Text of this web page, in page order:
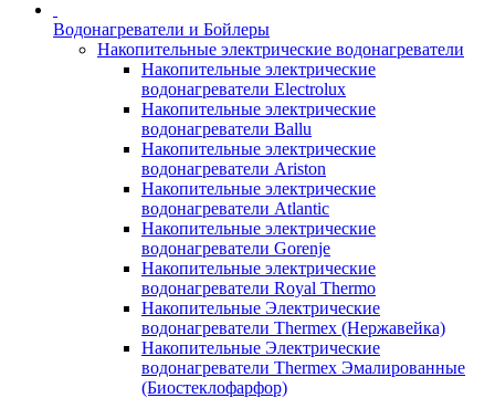
Водонагреватели и Бойлеры
Накопительные электрические водонагреватели
Накопительные электрические
водонагреватели Electrolux
Накопительные электрические
водонагреватели Ballu
Накопительные электрические
водонагреватели Ariston
Накопительные электрические
водонагреватели Atlantic
Накопительные электрические
водонагреватели Gorenje
Накопительные электрические
водонагреватели Royal Thermo
Накопительные Электрические
водонагреватели Thermex (Нержавейка)
Накопительные Электрические
водонагреватели Thermex Эмалированные
(Биостеклофарфор)